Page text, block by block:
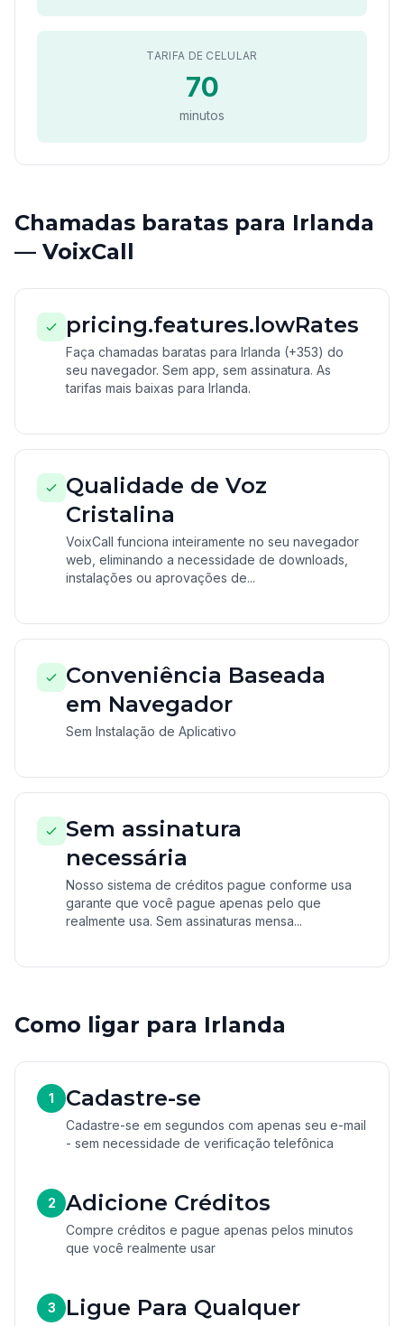
TARIFA DE CELULAR
70
minutos
Chamadas baratas para Irlanda
— VoixCall
pricing.features.lowRates
Faça chamadas baratas para Irlanda (+353) do
seu navegador. Sem app, sem assinatura. As
tarifas mais baixas para Irlanda.
Qualidade de Voz
Cristalina
VoixCall funciona inteiramente no seu navegador
web, eliminando a necessidade de downloads,
instalações ou aprovações de...
Conveniência Baseada
em Navegador
Sem Instalação de Aplicativo
Sem assinatura
necessária
Nosso sistema de créditos pague conforme usa
garante que você pague apenas pelo que
realmente usa. Sem assinaturas mensa...
Como ligar para Irlanda
1 Cadastre-se
Cadastre-se em segundos com apenas seu e-mail
- sem necessidade de verificação telefônica
2 Adicione Créditos
Compre créditos e pague apenas pelos minutos
que você realmente usar
3
Ligue Para Qualquer